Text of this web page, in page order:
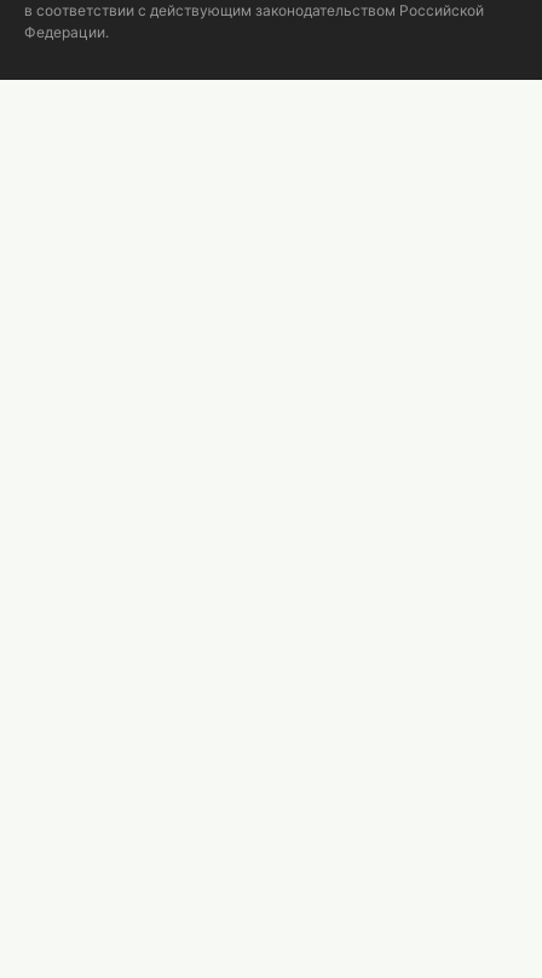
в соответствии с действующим законодательством Российской
Федерации.